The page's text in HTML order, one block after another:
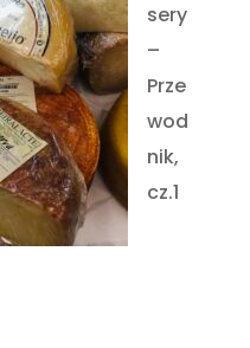
sery
–
Prze
wod
nik,
cz.1